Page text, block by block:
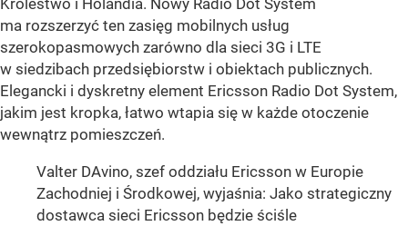
Królestwo i Holandia. Nowy Radio Dot System
ma rozszerzyć ten zasięg mobilnych usług
szerokopasmowych zarówno dla sieci 3G i LTE
w siedzibach przedsiębiorstw i obiektach publicznych.
Elegancki i dyskretny element Ericsson Radio Dot System,
jakim jest kropka, łatwo wtapia się w każde otoczenie
wewnątrz pomieszczeń.
Valter DAvino, szef oddziału Ericsson w Europie
Zachodniej i Środkowej, wyjaśnia: Jako strategiczny
dostawca sieci Ericsson będzie ściśle